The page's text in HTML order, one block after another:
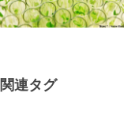
関連タグ